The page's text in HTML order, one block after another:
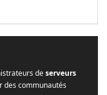
deserveurs
des communautés